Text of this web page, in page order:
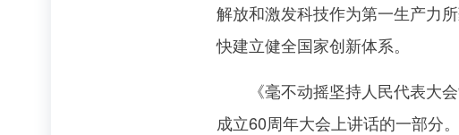
解放和激发科技作为第一生产力
快建立健全国家创新体系。
《毫不动摇坚持人民代表大会
成立60周年大会上讲话的一部分